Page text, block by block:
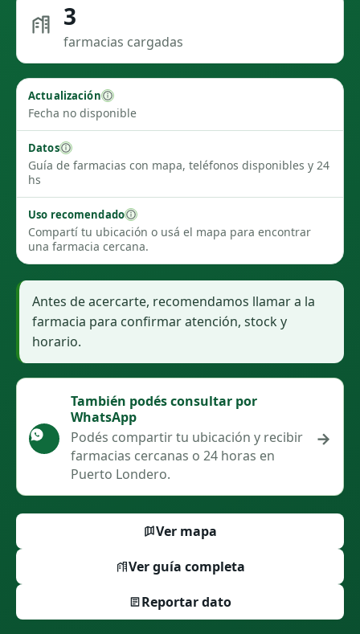
3
farmacias cargadas
Actualización
Fecha no disponible
Datos
Guía de farmacias con mapa, teléfonos disponibles y 24
hs
Uso recomendado
Compartí tu ubicación o usá el mapa para encontrar
una farmacia cercana.
Antes de acercarte, recomendamos llamar a la
farmacia para confirmar atención, stock y
horario.
También podés consultar por
WhatsApp
Podés compartir tu ubicación y recibir
farmacias cercanas o 24 horas en
Puerto Londero.
→
Ver mapa
Ver guía completa
Reportar dato